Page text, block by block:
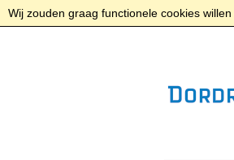
Wij zouden graag functionele cookies